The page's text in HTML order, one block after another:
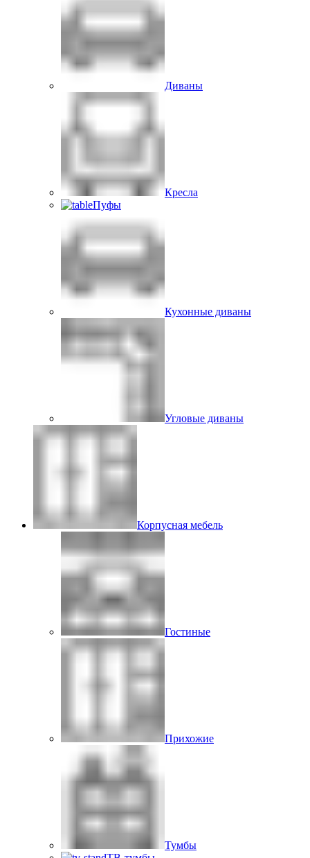
Диваны
Кресла
Пуфы
Кухонные диваны
Угловые диваны
Корпусная мебель
Гостиные
Прихожие
Тумбы